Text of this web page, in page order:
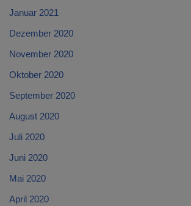
Januar 2021
Dezember 2020
November 2020
Oktober 2020
September 2020
August 2020
Juli 2020
Juni 2020
Mai 2020
April 2020